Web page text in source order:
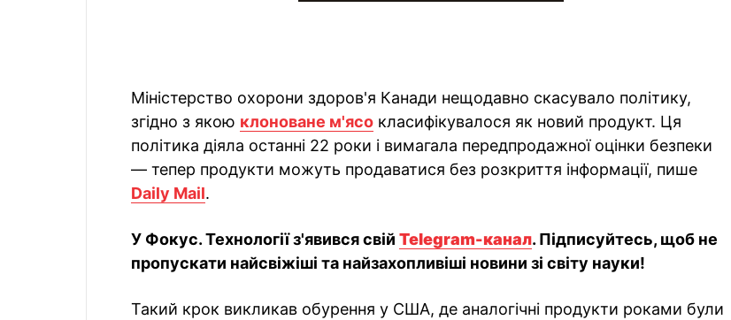
Міністерство охорони здоров'я Канади нещодавно скасувало політику,
згідно з якою клоноване м'ясо класифікувалося як новий продукт. Ця
політика діяла останні 22 роки і вимагала передпродажної оцінки безпеки
— тепер продукти можуть продаватися без розкриття інформації, пише
Daily Mail.
У Фокус. Технології з'явився свій Telegram-канал. Підписуйтесь, щоб не
пропускати найсвіжіші та найзахопливіші новини зі світу науки!
Такий крок викликав обурення у США, де аналогічні продукти роками були